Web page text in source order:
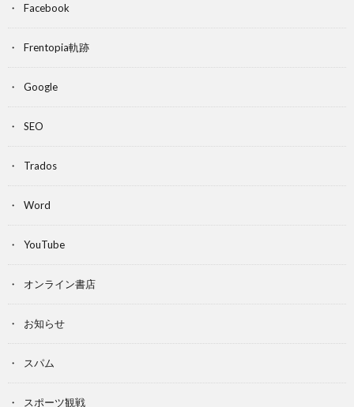
Facebook
Frentopia軌跡
Google
SEO
Trados
Word
YouTube
オンライン書店
お知らせ
スパム
スポーツ観戦